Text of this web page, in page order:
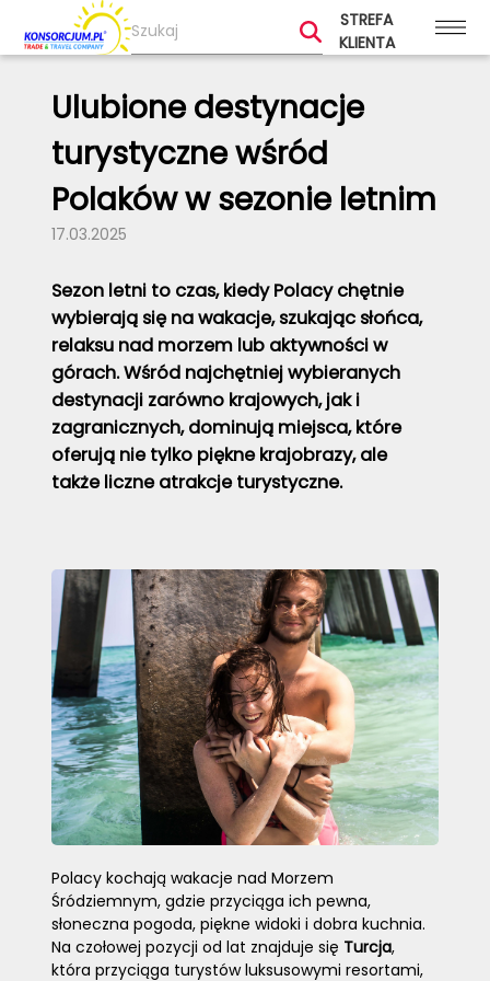
STREFA
KLIENTA
Ulubione destynacje
turystyczne wśród
Polaków w sezonie letnim
17.03.2025
Sezon letni to czas, kiedy Polacy chętnie
wybierają się na wakacje, szukając słońca,
relaksu nad morzem lub aktywności w
górach. Wśród najchętniej wybieranych
destynacji zarówno krajowych, jak i
zagranicznych, dominują miejsca, które
oferują nie tylko piękne krajobrazy, ale
także liczne atrakcje turystyczne.
Polacy kochają wakacje nad Morzem
Śródziemnym, gdzie przyciąga ich pewna,
słoneczna pogoda, piękne widoki i dobra kuchnia.
Na czołowej pozycji od lat znajduje się Turcja,
która przyciąga turystów luksusowymi resortami,